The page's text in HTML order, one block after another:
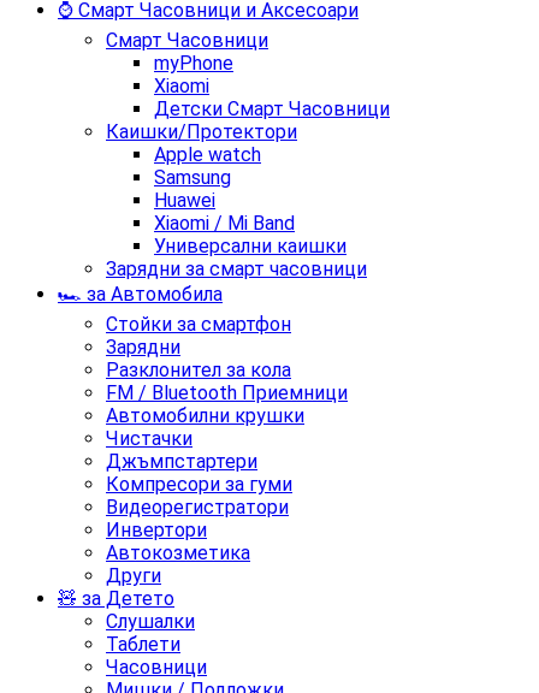
⌚ Смарт Часовници и Аксесоари
Смарт Часовници
myPhone
Xiaomi
Детски Смарт Часовници
Каишки/Протектори
Apple watch
Samsung
Huawei
Xiaomi / Mi Band
Универсални каишки
Зарядни за смарт часовници
🏎️ за Автомобила
Стойки за смартфон
Зарядни
Разклонител за кола
FM / Bluetooth Приемници
Автомобилни крушки
Чистачки
Джъмпстартери
Компресори за гуми
Видеорегистратори
Инвертори
Автокозметика
Други
🧸 за Детето
Слушалки
Таблети
Часовници